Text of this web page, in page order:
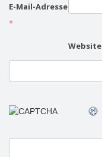
E-Mail-Adresse
*
Website